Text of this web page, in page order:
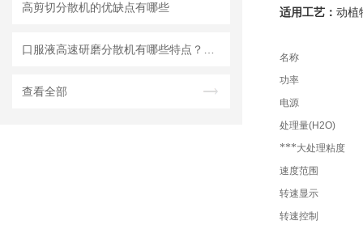
高剪切分散机的优缺点有哪些
查看全部
适用工艺： 动植
名称
功率
电源
处理量(H2O)
***大处理粘度
速度范围
转速显示
转速控制